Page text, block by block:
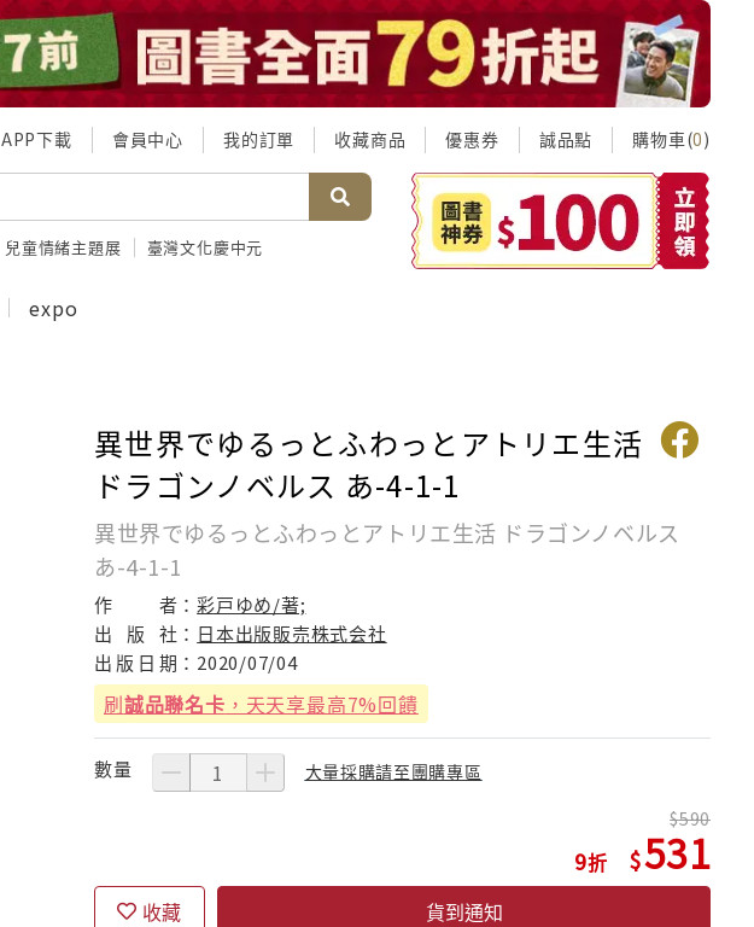
APP下載 會員中心 我的訂單 收藏商品 優惠券 誠品點 購物車(0)
兒童情緒主題展 臺灣文化慶中元
expo
異世界でゆるっとふわっとアトリエ生活
ドラゴンノベルス あ-4-1-1
異世界でゆるっとふわっとアトリエ生活 ドラゴンノベルス
あ-4-1-1
作 者：彩戸ゆめ/著;
出
版 社： 日本出版販売株式会社
出 版 日 期： 2020/07/04
刷誠品聯名卡 ，天天享最高7%回饋
數量 大量採購請至團購專區
9
590
531
收藏 貨到通知